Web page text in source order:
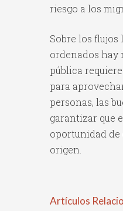
riesgo a los
Sobre los
ordenados hay
pública
para
personas, las
garantizar que
oportunidad de
origen.
Artículos